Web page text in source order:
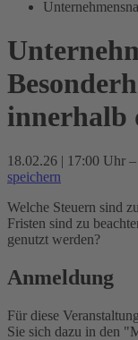
innerhalb
18.02.26 | 17:00 Uhr
speichern
Welche Steuern sind
Fristen sind zu
genutzt werden?
Anmeldung
Für diese
Sie sich dazu in den